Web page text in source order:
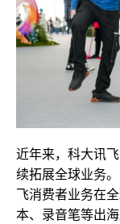
近年来，科大讯
续拓展全球业务
飞消费者业务在
本、录音笔等出